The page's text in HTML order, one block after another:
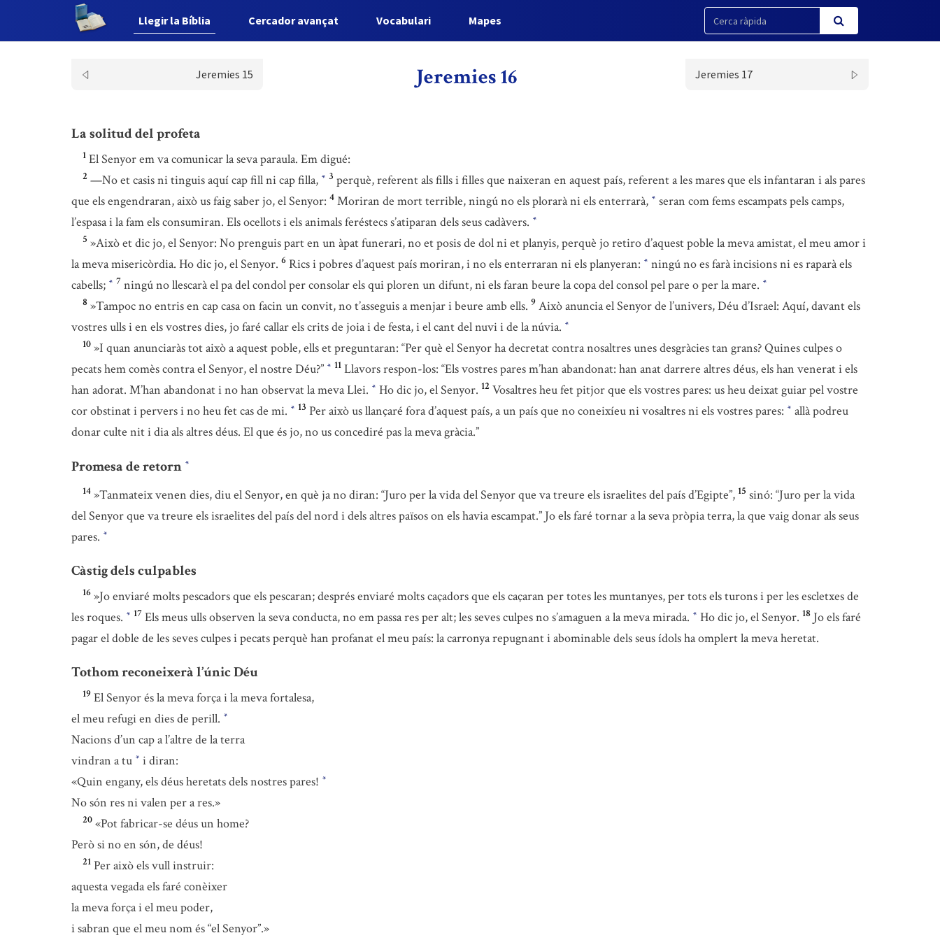
Llegir la Bíblia Cercador avançat Vocabulari Mapes
Jeremies 15 Jeremies 16 Jeremies 17
La solitud del profeta
1 El Senyor em va comunicar la seva paraula. Em digué:
2 —No et casis ni tinguis aquí cap fill ni cap filla, * 3 perquè, referent als fills i filles que naixeran en aquest país, referent a les mares que els infantaran i als pares
que els engendraran, això us faig saber jo, el Senyor: 4 Moriran de mort terrible, ningú no els plorarà ni els enterrarà, * seran com fems escampats pels camps,
l’espasa i la fam els consumiran. Els ocellots i els animals feréstecs s’atiparan dels seus cadàvers. *
5 »Això et dic jo, el Senyor: No prenguis part en un àpat funerari, no et posis de dol ni et planyis, perquè jo retiro d’aquest poble la meva amistat, el meu amor i
la meva misericòrdia. Ho dic jo, el Senyor. 6 Rics i pobres d’aquest país moriran, i no els enterraran ni els planyeran: * ningú no es farà incisions ni es raparà els
cabells; * 7 ningú no llescarà el pa del condol per consolar els qui ploren un difunt, ni els faran beure la copa del consol pel pare o per la mare. *
8 »Tampoc no entris en cap casa on facin un convit, no t’asseguis a menjar i beure amb ells. 9 Això anuncia el Senyor de l’univers, Déu d’Israel: Aquí, davant els
vostres ulls i en els vostres dies, jo faré callar els crits de joia i de festa, i el cant del nuvi i de la núvia. *
10 »I quan anunciaràs tot això a aquest poble, ells et preguntaran: “Per què el Senyor ha decretat contra nosaltres unes desgràcies tan grans? Quines culpes o
pecats hem comès contra el Senyor, el nostre Déu?” * 11 Llavors respon-los: “Els vostres pares m’han abandonat: han anat darrere altres déus, els han venerat i els
han adorat. M’han abandonat i no han observat la meva Llei. * Ho dic jo, el Senyor. 12 Vosaltres heu fet pitjor que els vostres pares: us heu deixat guiar pel vostre
cor obstinat i pervers i no heu fet cas de mi. * 13 Per això us llançaré fora d’aquest país, a un país que no coneixíeu ni vosaltres ni els vostres pares: * allà podreu
donar culte nit i dia als altres déus. El que és jo, no us concediré pas la meva gràcia.”
Promesa de retorn *
14 »Tanmateix venen dies, diu el Senyor, en què ja no diran: “Juro per la vida del Senyor que va treure els israelites del país d’Egipte”, 15 sinó: “Juro per la vida
del Senyor que va treure els israelites del país del nord i dels altres països on els havia escampat.” Jo els faré tornar a la seva pròpia terra, la que vaig donar als seus
pares. *
Càstig dels culpables
16 »Jo enviaré molts pescadors que els pescaran; després enviaré molts caçadors que els caçaran per totes les muntanyes, per tots els turons i per les escletxes de
les roques. * 17 Els meus ulls observen la seva conducta, no em passa res per alt; les seves culpes no s’amaguen a la meva mirada. * Ho dic jo, el Senyor. 18 Jo els faré
pagar el doble de les seves culpes i pecats perquè han profanat el meu país: la carronya repugnant i abominable dels seus ídols ha omplert la meva heretat.
Tothom reconeixerà l’únic Déu
19 El Senyor és la meva força i la meva fortalesa,
el meu refugi en dies de perill. *
Nacions d’un cap a l’altre de la terra
vindran a tu * i diran:
«Quin engany, els déus heretats dels nostres pares! *
No són res ni valen per a res.»
20 «Pot fabricar-se déus un home?
Però si no en són, de déus!
21 Per això els vull instruir:
aquesta vegada els faré conèixer
la meva força i el meu poder,
i sabran que el meu nom és “el Senyor”.»